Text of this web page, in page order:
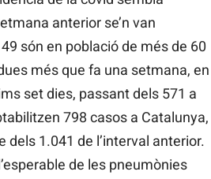
anterior se’n van
són en població de més de 60
més que fa una setmana, en
set dies, passant dels 571 a
798 casos a Catalunya,
1.041 de l’interval anterior.
de les pneumònies